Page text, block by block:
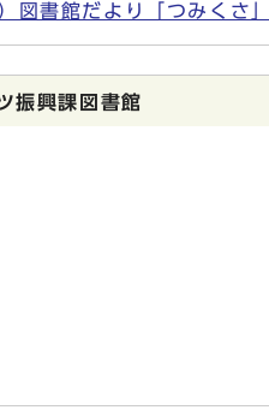
図書館だより「つみくさ」
振興課図書館